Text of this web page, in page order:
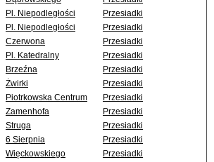
Pl. Niepodległości
Przesiadki
Pl. Niepodległości
Przesiadki
Czerwona
Przesiadki
Pl. Katedralny
Przesiadki
Brzeźna
Przesiadki
Żwirki
Przesiadki
Piotrkowska Centrum
Przesiadki
Zamenhofa
Przesiadki
Struga
Przesiadki
6 Sierpnia
Przesiadki
Więckowskiego
Przesiadki